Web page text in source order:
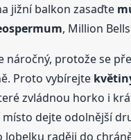
jižní balkon zasaďte
, Million
náročný, protože se
Proto vybírejte
zvládnou horko i
dejte odolnější
lobelku raději do